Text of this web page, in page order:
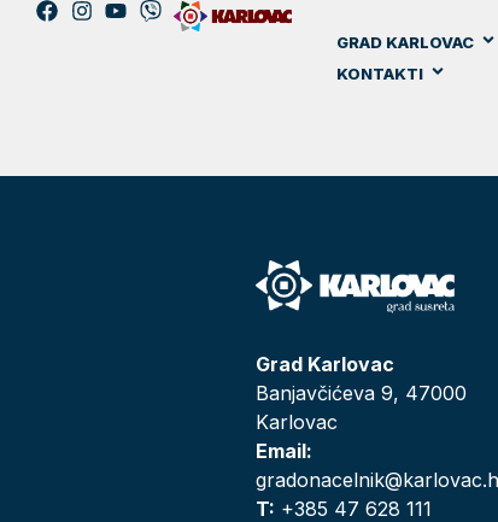
GRAD KARLOVAC
KONTAKTI
Grad Karlovac
Banjavčićeva 9, 47000
Karlovac
Email:
T: +385 47 628 111